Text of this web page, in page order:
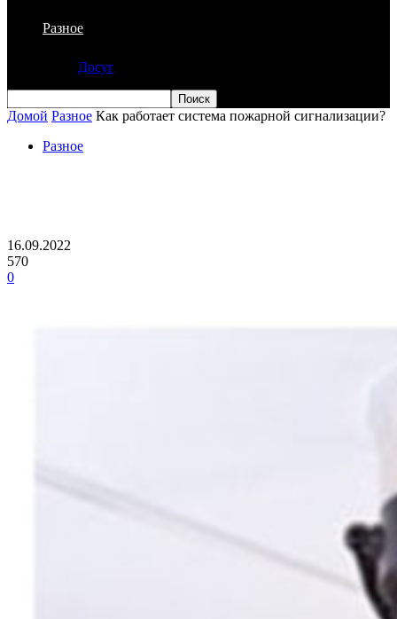
Разное
Досуг
Домой Разное Как работает система пожарной сигнализации?
Разное
16.09.2022
570
0